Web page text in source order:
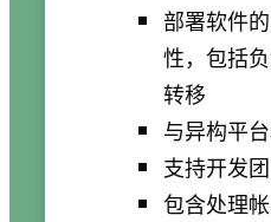
部署软件
性，包括
转移
与异构平
支持开发
包含处理